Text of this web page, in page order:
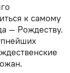
к самому
— Рождеству.